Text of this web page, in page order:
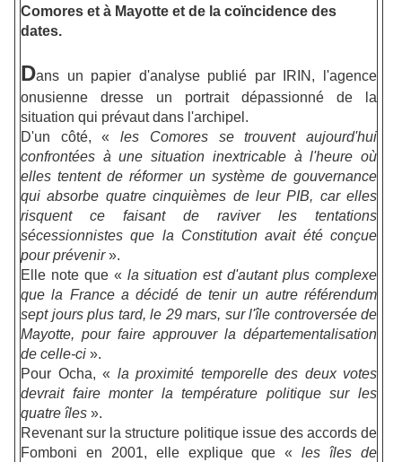
Comores et à Mayotte et de la coïncidence des
dates.
Dans un papier d'analyse publié par IRIN, l'agence
onusienne dresse un portrait dépassionné de la
situation qui prévaut dans l'archipel.
D'un côté, «les Comores se trouvent aujourd'hui
confrontées à une situation inextricable à l'heure où
elles tentent de réformer un système de gouvernance
qui absorbe quatre cinquièmes de leur PIB, car elles
risquent ce faisant de raviver les tentations
sécessionnistes que la Constitution avait été conçue
pour prévenir».
Elle note que « la situation est d'autant plus complexe
que la France a décidé de tenir un autre référendum
sept jours plus tard, le 29 mars, sur l'île controversée de
Mayotte, pour faire approuver la départementalisation
de celle-ci ».
Pour Ocha, « la proximité temporelle des deux votes
devrait faire monter la température politique sur les
quatre îles ».
Revenant sur la structure politique issue des accords de
Fomboni en 2001, elle explique que «les îles de